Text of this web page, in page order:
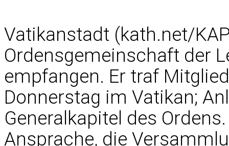
Vatikanstadt (kath.net/
Ordensgemeinschaft der
empfangen. Er traf
Donnerstag im Vatikan;
Generalkapitel des
Ansprache, die